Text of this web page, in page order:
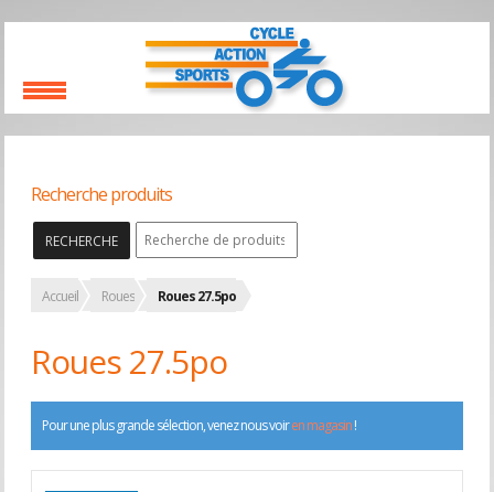
Recherche produits
RECHERCHE
Accueil Roues Roues 27.5po
Roues 27.5po
Pour une plus grande sélection, venez nous voiren magasin!